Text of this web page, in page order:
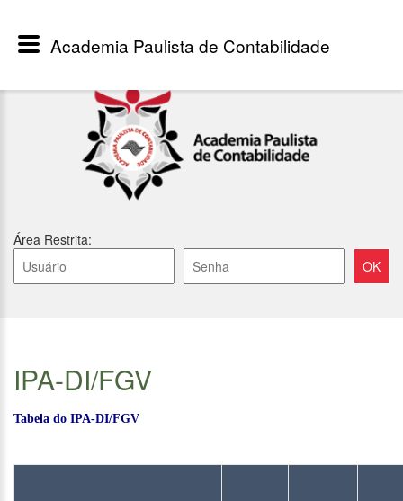
Área Restrita:
IPA-DI/FGV
Tabela do IPA-DI/FGV
Academia Paulista de Contabilidade